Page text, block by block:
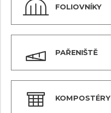
FOLIOVNÍKY
PAŘENIŠTĚ
KOMPOSTÉRY